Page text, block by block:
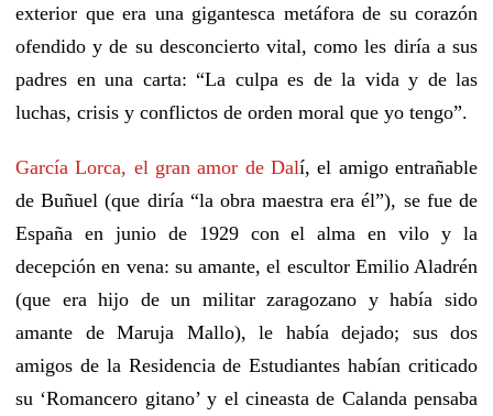
exterior que era una gigantesca metáfora de su corazón
ofendido y de su desconcierto vital, como les diría a sus
padres en una carta: “La culpa es de la vida y de las
luchas, crisis y conflictos de orden moral que yo tengo”.
García Lorca, el gran amor de Dalí, el amigo entrañable
de Buñuel (que diría “la obra maestra era él”), se fue de
España en junio de 1929 con el alma en vilo y la
decepción en vena: su amante, el escultor Emilio Aladrén
(que era hijo de un militar zaragozano y había sido
amante de Maruja Mallo), le había dejado; sus dos
amigos de la Residencia de Estudiantes habían criticado
su ‘Romancero gitano’ y el cineastade Calanda pensaba